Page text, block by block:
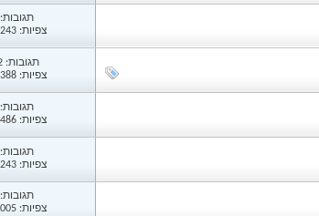
תגובות: 5
צפיות: 1,243
תגובות: 12
צפיות: 1,388
תגובות: 5
צפיות: 1,486
תגובות: 4
צפיות: 1,243
תגובות: 1
צפיות: 1,005